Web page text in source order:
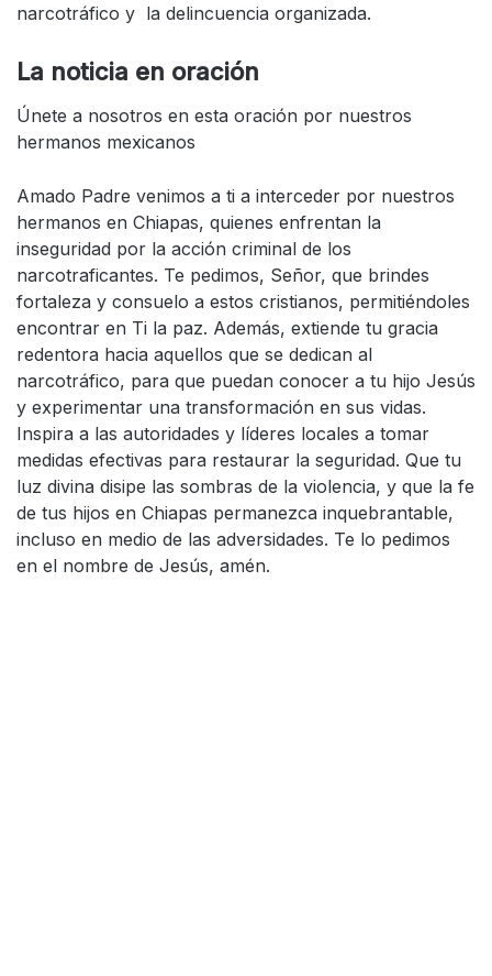
narcotráfico y la delincuencia organizada.
La noticia en oración
Únete a nosotros en esta oración por nuestros
hermanos mexicanos
Amado Padre venimos a ti a interceder por nuestros
hermanos en Chiapas, quienes enfrentan la
inseguridad por la acción criminal de los
narcotraficantes. Te pedimos, Señor, que brindes
fortaleza y consuelo a estos cristianos, permitiéndoles
encontrar en Ti la paz. Además, extiende tu gracia
redentora hacia aquellos que se dedican al
narcotráfico, para que puedan conocer a tu hijo Jesús
y experimentar una transformación en sus vidas.
Inspira a las autoridades y líderes locales a tomar
medidas efectivas para restaurar la seguridad. Que tu
luz divina disipe las sombras de la violencia, y que la fe
de tus hijos en Chiapas permanezca inquebrantable,
incluso en medio de las adversidades. Te lo pedimos
en el nombre de Jesús, amén.